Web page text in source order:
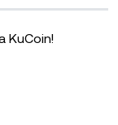
KuCoin!